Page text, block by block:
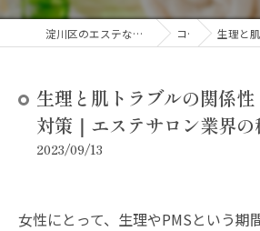
淀川区のエステならCHI-TOMA～はりきゅうsalon～ コラム 生理と肌トラブルの
生理と肌トラブルの関係
対策｜エステサロン業界
2023/09/13
女性にとって、生理やPMSという期